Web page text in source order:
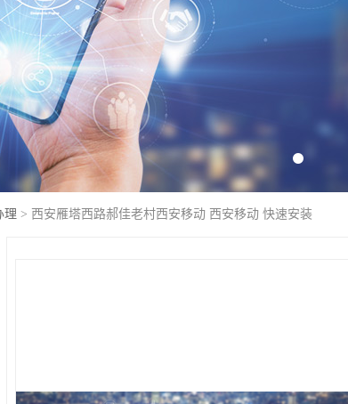
理 > 西安雁塔西路郝佳老村西安移动 西安移动 快速安装